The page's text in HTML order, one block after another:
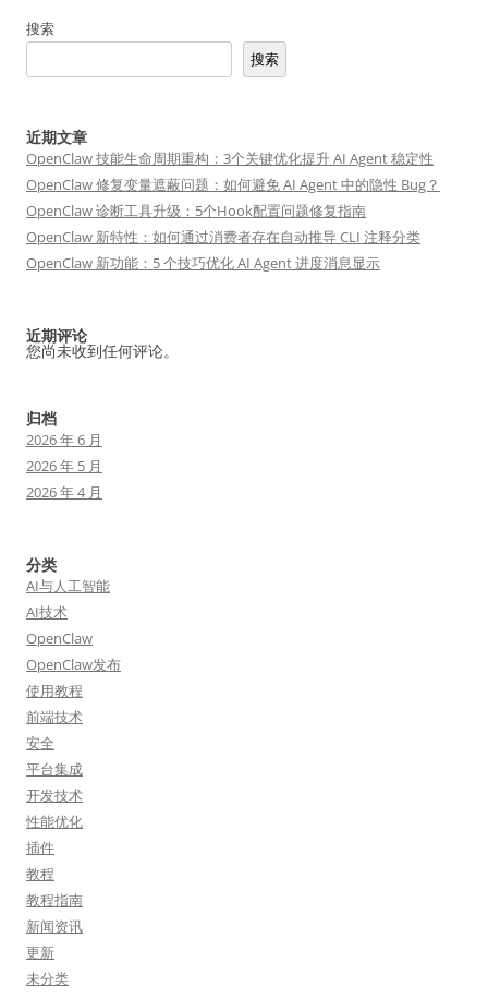
搜索
搜索
近期文章
OpenClaw 技能生命周期重构：3个关键优化提升 AI Agent 稳定性
OpenClaw 修复变量遮蔽问题：如何避免 AI Agent 中的隐性 Bug？
OpenClaw 诊断工具升级：5个Hook配置问题修复指南
OpenClaw 新特性：如何通过消费者存在自动推导 CLI 注释分类
OpenClaw 新功能：5 个技巧优化 AI Agent 进度消息显示
近期评论
您尚未收到任何评论。
归档
2026 年 6 月
2026 年 5 月
2026 年 4 月
分类
AI与人工智能
AI技术
OpenClaw
OpenClaw发布
使用教程
前端技术
安全
平台集成
开发技术
性能优化
插件
教程
教程指南
新闻资讯
更新
未分类